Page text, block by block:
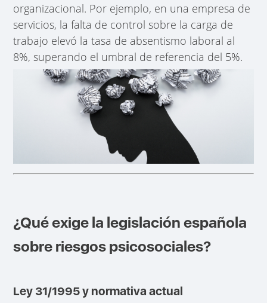
organizacional. Por ejemplo, en una empresa de
servicios, la falta de control sobre la carga de
trabajo elevó la tasa de absentismo laboral al
8%, superando el umbral de referencia del 5%.
¿Qué exige la legislación española
sobre riesgos psicosociales?
Ley 31/1995 y normativa actual